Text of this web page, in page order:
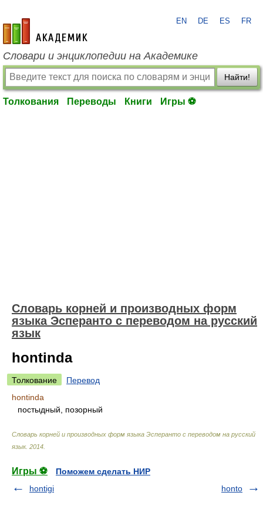
academic.ru
EN DE ES FR
Словари и энциклопедии на Академике
Найти!
Толкования Переводы Книги Игры ⚽
Словарь корней и производных форм
языка Эсперанто с переводом на русский
язык
hontinda
Толкование
Перевод
hontinda
постыдный, позорный
Словарь корней и производных форм языка Эсперанто с переводом на русский
язык. 2014
Игры ⚽
Поможем сделать НИР
hontigi
honto